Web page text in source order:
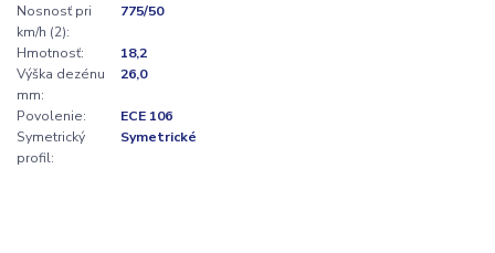
Nosnosť pri
km/h (2):
775/50
Hmotnosť:
18,2
Výška dezénu
mm:
26,0
Povolenie:
ECE 106
Symetrický
profil:
Symetrické